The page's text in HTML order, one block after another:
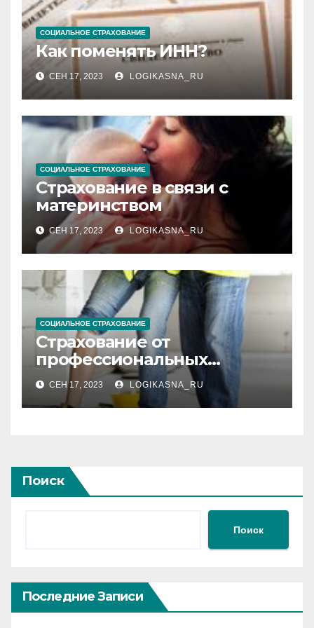
СОЦИАЛЬНОЕ СТРАХОВАНИЕ
Как поменять ИНН?
СЕН 17, 2023 LOGIKASNA_RU
СОЦИАЛЬНОЕ СТРАХОВАНИЕ
Страхование в связи с
материнством
СЕН 17, 2023 LOGIKASNA_RU
СОЦИАЛЬНОЕ СТРАХОВАНИЕ
Страхование от
профессиональных
заболеваний
СЕН 17, 2023 LOGIKASNA_RU
Поиск
Поиск
Последние Записи